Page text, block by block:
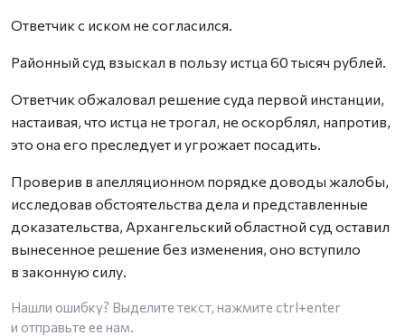
Ответчик с иском не согласился.
Районный суд взыскал в пользу истца 60 тысяч рублей.
Ответчик обжаловал решение суда первой инстанции,
настаивая, что истца не трогал, не оскорблял, напротив,
это она его преследует и угрожает посадить.
Проверив в апелляционном порядке доводы жалобы,
исследовав обстоятельства дела и представленные
доказательства, Архангельский областной суд оставил
вынесенное решение без изменения, оно вступило
в законную силу.
Нашли ошибку? Выделите текст, нажмите ctrl+enter
и отправьте ее нам.